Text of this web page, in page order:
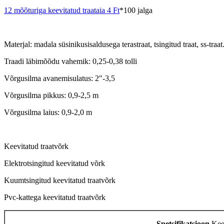
12 mõõturiga keevitatud traataia 4 Ft*100 jalga
Materjal: madala süsinikusisaldusega terastraat, tsingitud traat, ss-traat.
Traadi läbimõõdu vahemik: 0,25-0,38 tolli
Võrgusilma avanemisulatus: 2″-3,5
Võrgusilma pikkus: 0,9-2,5 m
Võrgusilma laius: 0,9-2,0 m
Keevitatud traatvõrk
Elektrotsingitud keevitatud võrk
Kuumtsingitud keevitatud traatvõrk
Pvc-kattega keevitatud traatvõrk